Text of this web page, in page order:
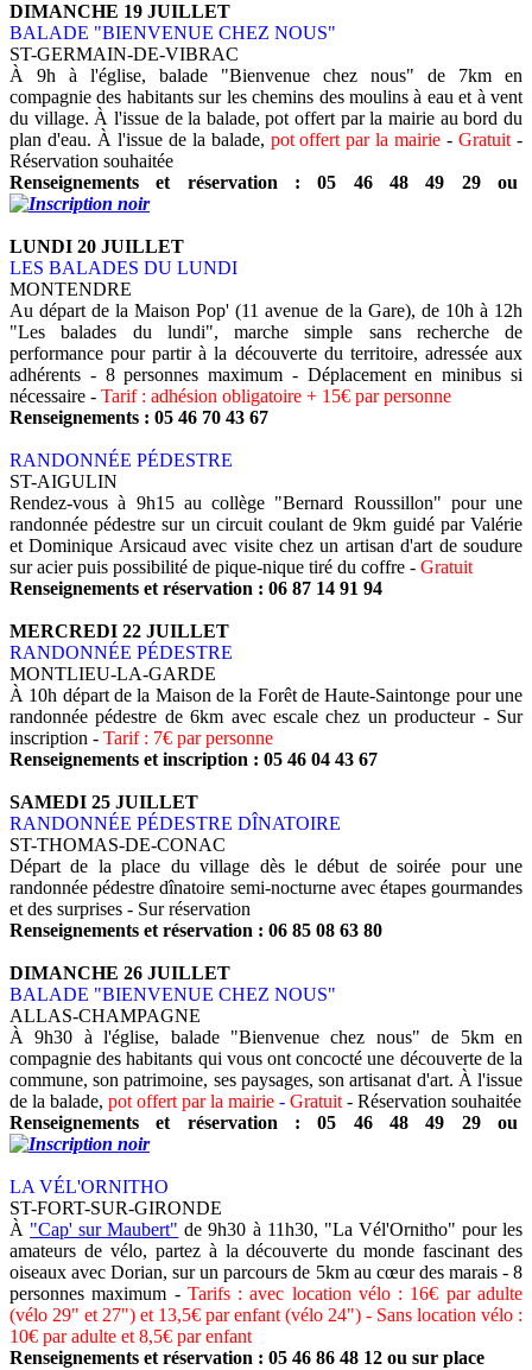
DIMANCHE 19 JUILLET
BALADE "BIENVENUE CHEZ NOUS"
ST-GERMAIN-DE-VIBRAC
À 9h à l'église, balade "Bienvenue chez nous" de 7km en
compagnie des habitants sur les chemins des moulins à eau et à vent
du village. À l'issue de la balade, pot offert par la mairie au bord du
plan d'eau. À l'issue de la balade, pot offert par la mairie -Gratuit -
Réservation souhaitée
Renseignements et réservation : 05 46 48 49 29 ou
LUNDI 20 JUILLET
LES BALADES DU LUNDI
MONTENDRE
Au départ de la Maison Pop' (11 avenue de la Gare), de 10h à 12h
"Les balades du lundi", marche simple sans recherche de
performance pour partir à la découverte du territoire, adressée aux
adhérents - 8 personnes maximum - Déplacement en minibus si
nécessaire - Tarif : adhésion obligatoire + 15€ par personne
Renseignements : 05 46 70 43 67
RANDONNÉE PÉDESTRE
ST-AIGULIN
Rendez-vous à 9h15 au collège "Bernard Roussillon" pour une
randonnée pédestre sur un circuit coulant de 9km guidé par Valérie
et Dominique Arsicaud avec visite chez un artisan d'art de soudure
sur acier puis possibilité de pique-nique tiré du coffre - Gratuit
Renseignements et réservation : 06 87 14 91 94
MERCREDI 22 JUILLET
RANDONNÉE PÉDESTRE
MONTLIEU-LA-GARDE
À 10h départ de la Maison de la Forêt de Haute-Saintonge pour une
randonnée pédestre de 6km avec escale chez un producteur - Sur
inscription - Tarif : 7€ par personne
Renseignements et inscription : 05 46 04 43 67
SAMEDI 25 JUILLET
RANDONNÉE PÉDESTRE DÎNATOIRE
ST-THOMAS-DE-CONAC
Départ de la place du village dès le début de soirée pour une
randonnée pédestre dînatoire semi-nocturne avec étapes gourmandes
et des surprises - Sur réservation
Renseignements et réservation : 06 85 08 63 80
DIMANCHE 26 JUILLET
BALADE "BIENVENUE CHEZ NOUS"
ALLAS-CHAMPAGNE
À 9h30 à l'église, balade "Bienvenue chez nous" de 5km en
compagnie des habitants qui vous ont concocté une découverte de la
commune, son patrimoine, ses paysages, son artisanat d'art. À l'issue
de la balade, pot offert par la mairie - Gratuit - Réservation souhaitée
Renseignements et réservation : 05 46 48 49 29 ou
LA VÉL'ORNITHO
ST-FORT-SUR-GIRONDE
À "Cap' sur Maubert" de 9h30 à 11h30, "La Vél'Ornitho" pour les
amateurs de vélo, partez à la découverte du monde fascinant des
oiseaux avec Dorian, sur un parcours de 5km au cœur des marais - 8
personnes maximum - Tarifs : avec location vélo : 16€ par adulte
(vélo 29" et 27") et 13,5€ par enfant (vélo 24") - Sans location vélo :
10€ par adulte et 8,5€ par enfant
Renseignements et réservation : 05 46 86 48 12 ou sur place